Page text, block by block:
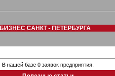
БИЗНЕС САНКТ - ПЕТЕРБУРГА
В нашей базе 0 заявок предприятия.